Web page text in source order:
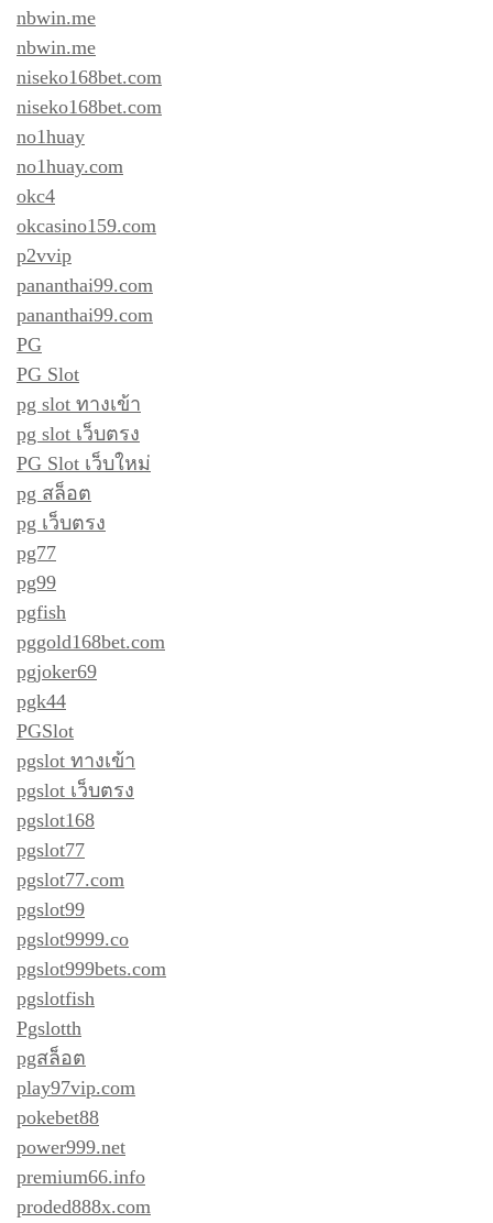
nbwin.me
nbwin.me
niseko168bet.com
niseko168bet.com
no1huay
no1huay.com
okc4
okcasino159.com
p2vvip
pananthai99.com
pananthai99.com
PG
PG Slot
pg slot ทางเข้า
pg slot เว็บตรง
PG Slot เว็บใหม่
pg สล็อต
pg เว็บตรง
pg77
pg99
pgfish
pggold168bet.com
pgjoker69
pgk44
PGSlot
pgslot ทางเข้า
pgslot เว็บตรง
pgslot168
pgslot77
pgslot77.com
pgslot99
pgslot9999.co
pgslot999bets.com
pgslotfish
Pgslotth
pgสล็อต
play97vip.com
pokebet88
power999.net
premium66.info
proded888x.com